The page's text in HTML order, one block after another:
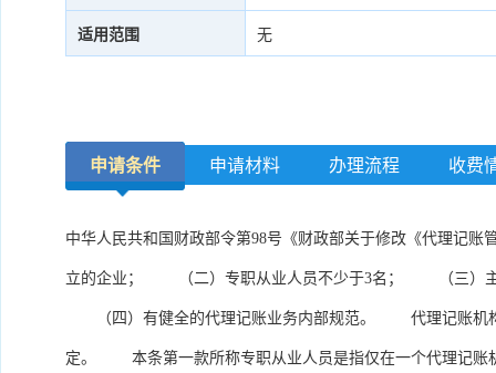
适用范围 无
申请条件 申请材料 办理流程 收费
中华人民共和国财政部令第98号《财政部关于修改《代理记
立的企业； （二）专职从业人员不少于3名； （三）主管
（四）有健全的代理记账业务内部规范。 代理记账机构
定。 本条第一款所称专职从业人员是指仅在一个代理记账